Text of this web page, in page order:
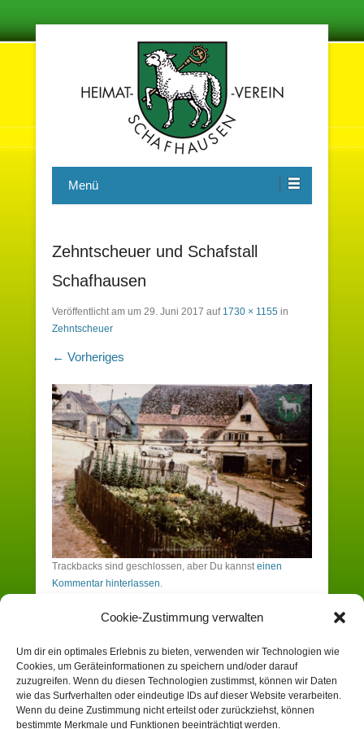
Cookie-Zustimmung verwalten
Um dir ein optimales Erlebnis zu bieten, verwenden wir Technologien wie
Cookies, um Geräteinformationen zu speichern und/oder darauf
zuzugreifen. Wenn du diesen Technologien zustimmst, können wir Daten
wie das Surfverhalten oder eindeutige IDs auf dieser Website verarbeiten.
Wenn du deine Zustimmung nicht erteilst oder zurückziehst, können
bestimmte Merkmale und Funktionen beeinträchtigt werden.
Heimatverein Schafhausen e.V.
Menü
Zehntscheuer und Schafstall
Schafhausen
Veröffentlicht am um 29. Juni 2017 auf 1730 × 1155 in
Zehntscheuer
← Vorheriges
Trackbacks sind geschlossen, aber Du kannst einen
Kommentar hinterlassen
Du musst angemeldet sein, um einen
Kommentar zu erstellen.